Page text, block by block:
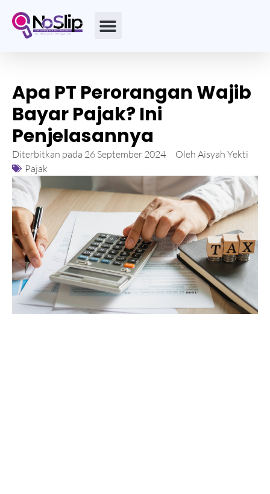
Apa PT Perorangan Wajib
Bayar Pajak? Ini
Penjelasannya
Diterbitkan pada 26 September 2024 Oleh Aisyah Yekti
Pajak